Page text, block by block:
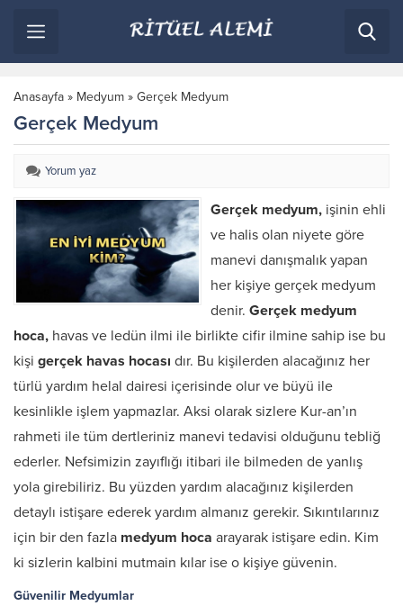
Anasayfa » Medyum » Gerçek Medyum
Gerçek Medyum
Yorum yaz
Gerçek medyum, işinin ehli
ve halis olan niyete göre
manevi danışmalık yapan
her kişiye gerçek medyum
denir. Gerçek medyum
hoca, havas ve ledün ilmi ile birlikte cifir ilmine sahip ise bu
kişi gerçek havas hocası dır. Bu kişilerden alacağınız her
türlü yardım helal dairesi içerisinde olur ve büyü ile
kesinlikle işlem yapmazlar. Aksi olarak sizlere Kur-an’ın
rahmeti ile tüm dertleriniz manevi tedavisi olduğunu tebliğ
ederler. Nefsimizin zayıflığı itibari ile bilmeden de yanlış
yola girebiliriz. Bu yüzden yardım alacağınız kişilerden
detaylı istişare ederek yardım almanız gerekir. Sıkıntılarınız
için bir den fazla medyum hoca arayarak istişare edin. Kim
ki sizlerin kalbini mutmain kılar ise o kişiye güvenin.
Güvenilir Medyumlar